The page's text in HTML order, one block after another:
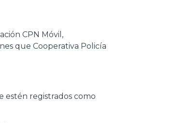
CPN Móvil,
que Cooperativa Policía
estén registrados como